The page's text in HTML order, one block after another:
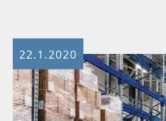
22.1.2020